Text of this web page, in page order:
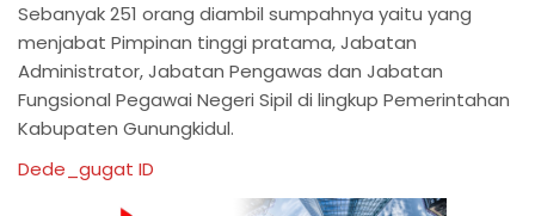
Sebanyak 251 orang diambil sumpahnya yaitu yang
menjabat Pimpinan tinggi pratama, Jabatan
Administrator, Jabatan Pengawas dan Jabatan
Fungsional Pegawai Negeri Sipil di lingkup Pemerintahan
Kabupaten Gunungkidul.
Dede_gugat ID